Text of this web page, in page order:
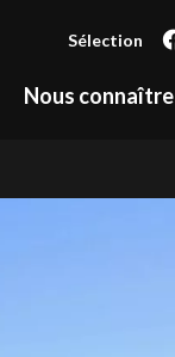
Sélection
Nous connaître